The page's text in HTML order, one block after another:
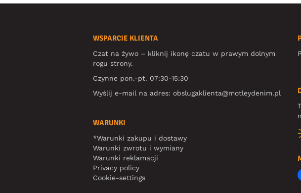
WSPARCIE KLIENTA
Czat na żywo – kliknij ikonę czatu w prawym dolnym
rogu strony.
Czynne pon.-pt. 07:30-15:30
Wyślij e-mail na adres:obslugaklienta@motleydenim.pl
WARUNKI
*Warunki zakupu i dostawy
Warunki zwrotu i wymiany
Warunki reklamacji
Privacy policy
Cookie-settings